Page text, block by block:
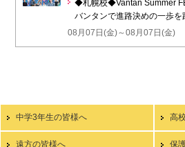
◆札幌校◆Vantan Summer
バンタンで進路決めの一歩を
08月07日(金)～08月07日(金)
中学3年生の皆様へ 高
遠方の皆様へ 保